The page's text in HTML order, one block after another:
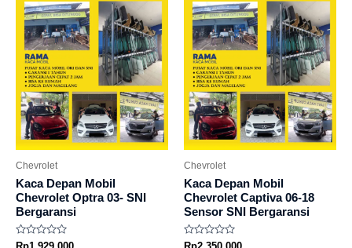
Chevrolet
Kaca Depan Mobil
Chevrolet Optra 03- SNI
Bergaransi
Rated
Chevrolet
Kaca Depan Mobil
Chevrolet Captiva 06-18
Sensor SNI Bergaransi
Rated